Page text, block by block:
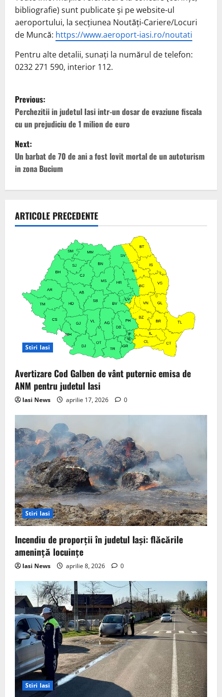
bibliografie) sunt publicate și pe website-ul
aeroportului, la secțiunea Noutăți-Cariere/Locuri
de Muncă: https://www.aeroport-iasi.ro/noutati
Pentru alte detalii, sunați la numărul de telefon:
0232 271 590, interior 112.
P
o
s
t
n
v
n
Previous:
Perchezitii in judetul Iasi intr-un dosar de evaziune fiscala
cu un prejudiciu de 1 milion de euro
Next:
Un barbat de 70 de ani a fost lovit mortal de un autoturism
in zona Bucium
ARTICOLE PRECEDENTE
Stiri Iasi
Avertizare Cod Galben de vânt puternic emisa de
ANM pentru judetul Iasi
Iasi News aprilie 17, 2026 0
Stiri Iasi
Incendiu de proporții în judetul Iași: flăcările
amenință locuințe
Iasi News aprilie 8, 2026 0
Stiri Iasi